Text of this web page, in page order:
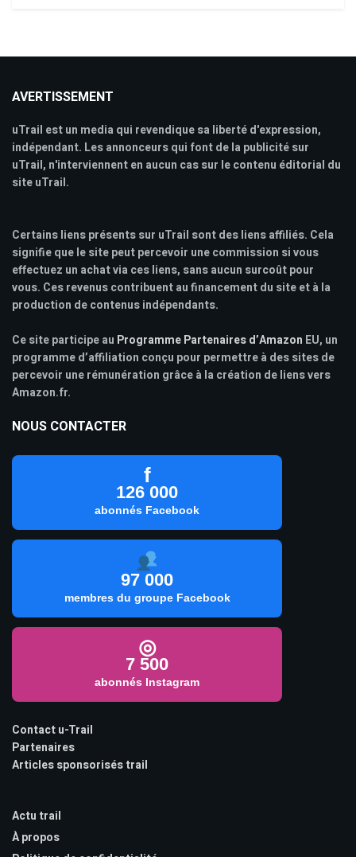
AVERTISSEMENT
uTrail est un media qui revendique sa liberté d'expression,
indépendant. Les annonceurs qui font de la publicité sur
uTrail, n'interviennent en aucun cas sur le contenu éditorial du
site uTrail.
Certains liens présents sur uTrail sont des liens affiliés. Cela
signifie que le site peut percevoir une commission si vous
effectuez un achat via ces liens, sans aucun surcoût pour
vous. Ces revenus contribuent au financement du site et à la
production de contenus indépendants.
Ce site participe au Programme Partenaires d’Amazon EU, un
programme d’affiliation conçu pour permettre à des sites de
percevoir une rémunération grâce à la création de liens vers
Amazon.fr.
NOUS CONTACTER
f
126 000
abonnés Facebook
97 000
membres du groupe Facebook
◎
7 500
abonnés Instagram
Contact u-Trail
Partenaires
Articles sponsorisés trail
Actu trail
À propos